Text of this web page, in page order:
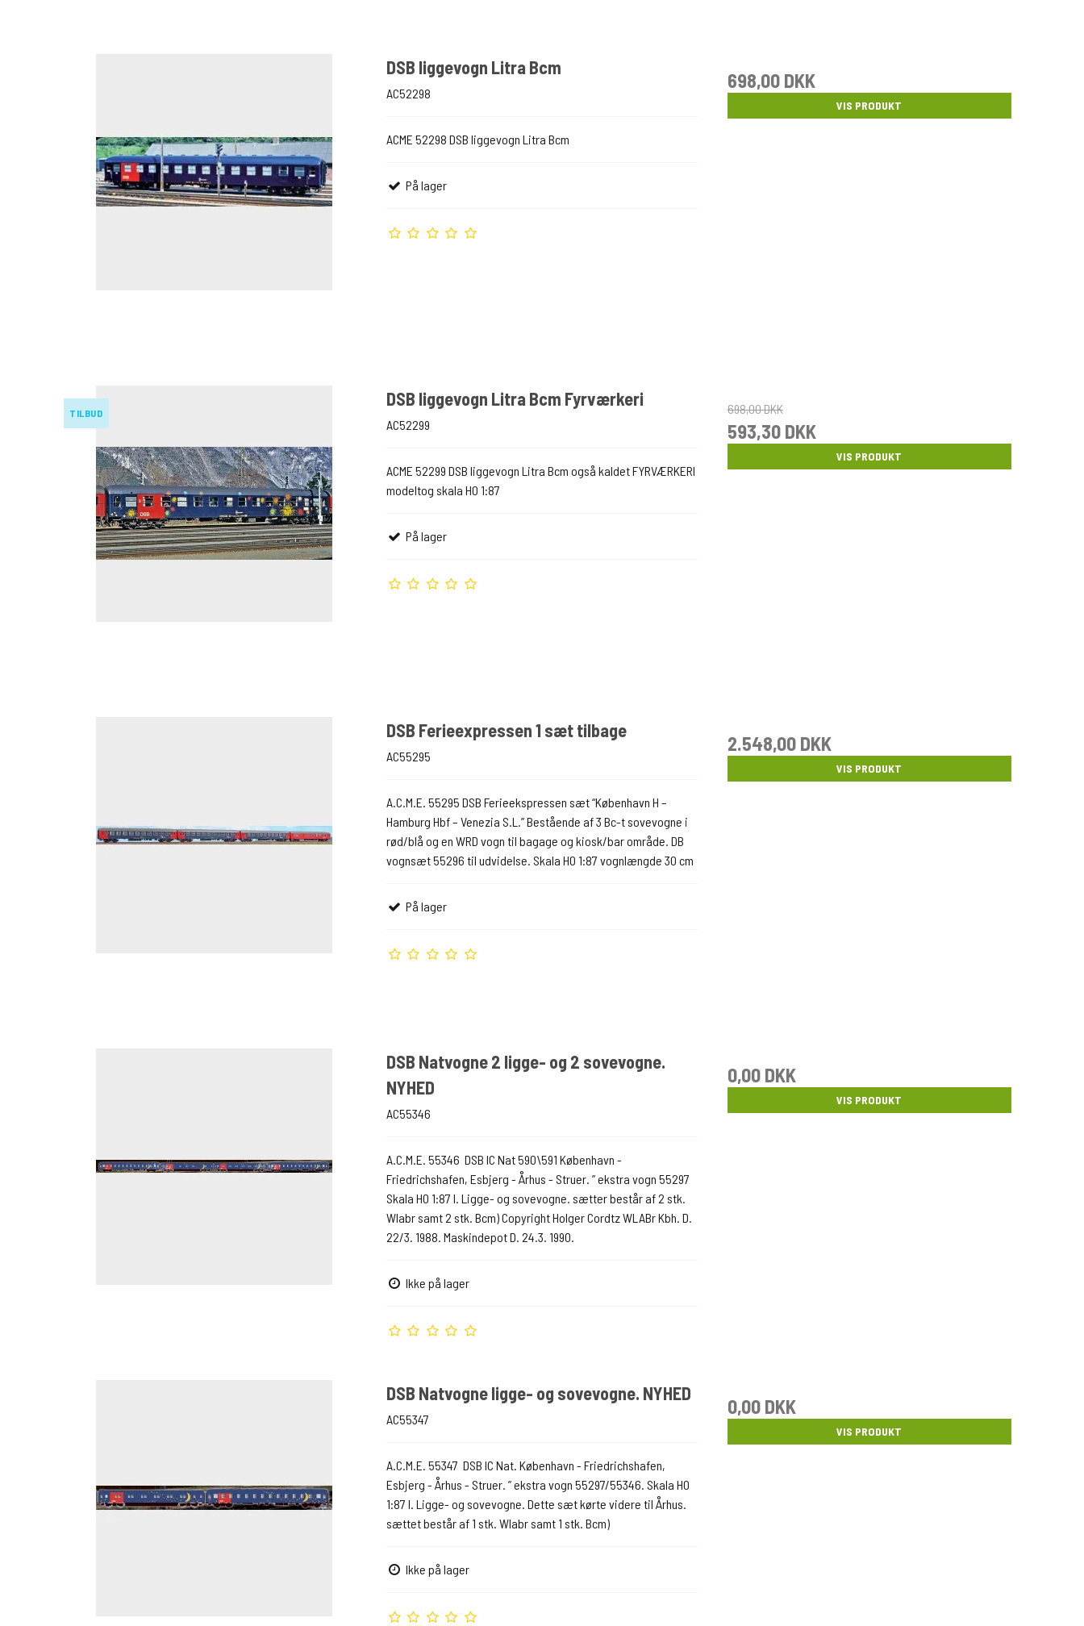
DSB liggevogn Litra Bcm
AC52298
ACME 52298 DSB liggevogn Litra Bcm
På lager
698,00 DKK
VIS PRODUKT
TILBUD
DSB liggevogn Litra Bcm Fyrværkeri
AC52299
ACME 52299 DSB liggevogn Litra Bcm også kaldet FYRVÆRKERI
modeltog skala H0 1:87
På lager
698,00 DKK
593,30 DKK
VIS PRODUKT
DSB Ferieexpressen 1 sæt tilbage
AC55295
A.C.M.E. 55295 DSB Ferieekspressen sæt “København H –
Hamburg Hbf – Venezia S.L.” Bestående af 3 Bc-t sovevogne i
rød/blå og en WRD vogn til bagage og kiosk/bar område. DB
vognsæt 55296 til udvidelse. Skala H0 1:87 vognlængde 30 cm
På lager
2.548,00 DKK
VIS PRODUKT
DSB Natvogne 2 ligge- og 2 sovevogne.
NYHED
AC55346
A.C.M.E. 55346 DSB IC Nat 590\591 København -
Friedrichshafen, Esbjerg - Århus - Struer. ” ekstra vogn 55297
Skala H0 1:87 l. Ligge- og sovevogne. sætter består af 2 stk.
Wlabr samt 2 stk. Bcm) Copyright Holger Cordtz WLABr Kbh. D.
22/3. 1988. Maskindepot D. 24.3. 1990.
Ikke på lager
0,00 DKK
VIS PRODUKT
DSB Natvogne ligge- og sovevogne. NYHED
AC55347
A.C.M.E. 55347 DSB IC Nat. København - Friedrichshafen,
Esbjerg - Århus - Struer. ” ekstra vogn 55297/55346. Skala H0
1:87 l. Ligge- og sovevogne. Dette sæt kørte videre til Århus.
sættet består af 1 stk. Wlabr samt 1 stk. Bcm)
Ikke på lager
0,00 DKK
VIS PRODUKT